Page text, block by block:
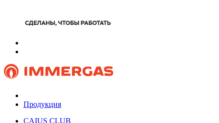
Продукция
CAIUS CLUB